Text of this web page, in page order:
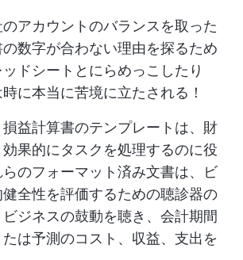
アカウントのバランスを取った
の数字が合わない理由を探るため
ドシートとにらめっこしたり
に本当に苦境に立たされる！
益計算書のテンプレートは、財
果的にタスクを処理するのに役
のフォーマット済み文書は、ビ
全性を評価するための聴診器の
ジネスの鼓動を聴き、会計期間
は予測のコスト、収益、支出を